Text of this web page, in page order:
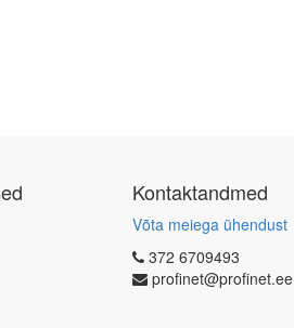
Kontaktandmed
Võta meiega ühendust
372 6709493
profinet@profinet.ee